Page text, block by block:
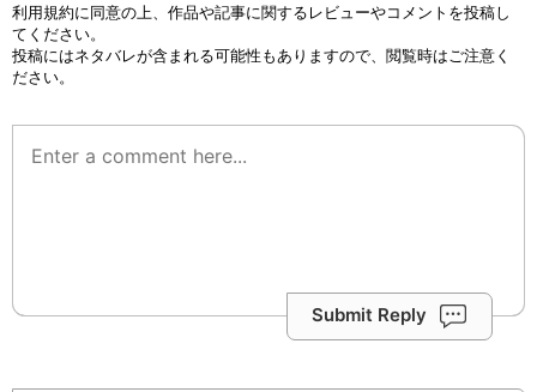
利用規約に同意の上、作品や記事に関するレビューやコメントを投稿し
てください。
投稿にはネタバレが含まれる可能性もありますので、閲覧時はご注意く
ださい。
Submit Reply